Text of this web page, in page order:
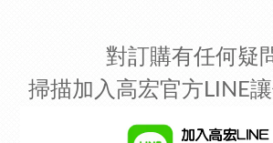
對訂購有任何疑
掃描加入高宏官方LINE